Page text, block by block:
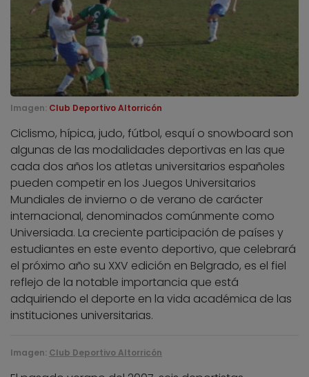
Imagen: Club Deportivo Altorricón
Ciclismo, hípica, judo, fútbol, esquí o snowboard son
algunas de las modalidades deportivas en las que
cada dos años los atletas universitarios españoles
pueden competir en los Juegos Universitarios
Mundiales de invierno o de verano de carácter
internacional, denominados comúnmente como
Universiada. La creciente participación de países y
estudiantes en este evento deportivo, que celebrará
el próximo año su XXV edición en Belgrado, es el fiel
reflejo de la notable importancia que está
adquiriendo el deporte en la vida académica de las
instituciones universitarias.
Imagen: Club Deportivo Altorricón